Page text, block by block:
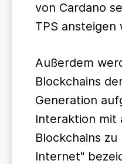
von Cardano
TPS ansteigen
Außerdem
Blockchains
Generation
Interaktion mit
Blockchains zu
Internet"